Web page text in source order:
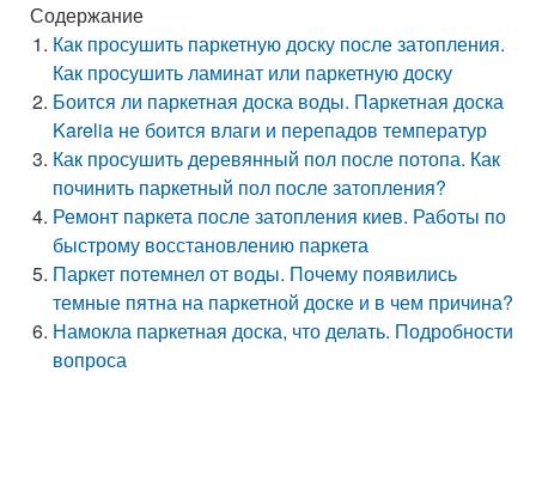
Содержание
Как просушить паркетную доску после затопления.
Как просушить ламинат или паркетную доску
Боится ли паркетная доска воды. Паркетная доска
Karelia не боится влаги и перепадов температур
Как просушить деревянный пол после потопа. Как
починить паркетный пол после затопления?
Ремонт паркета после затопления киев. Работы по
быстрому восстановлению паркета
Паркет потемнел от воды. Почему появились
темные пятна на паркетной доске и в чем причина?
Намокла паркетная доска, что делать. Подробности
вопроса